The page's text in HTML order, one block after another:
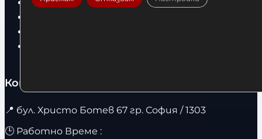
Контакти
📍 бул. Христо Ботев 67 гр. София / 1303
🕒 Работно Време :